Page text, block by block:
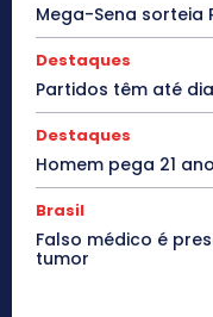
Mega-Sena sorteia
Destaques
Partidos têm até
Destaques
Homem pega 21
Brasil
Falso médico é
tumor